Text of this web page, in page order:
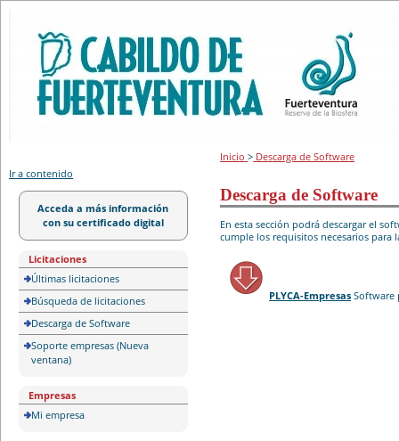
Ir a contenido
Acceda a más información
con su certificado digital
Licitaciones
Últimas licitaciones
Búsqueda de licitaciones
Descarga de Software
Soporte empresas (Nueva
ventana)
Empresas
Mi empresa
Inicio> Descarga de Software
Descarga de Software
En esta sección podrá descargar el
cumple los requisitos necesarios para
PLYCA-Empresas Software